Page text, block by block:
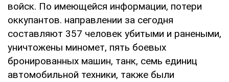
войск. По имеющейся информации, потери
оккупантов. направлении за сегодня
составляют 357 человек убитыми и ранеными,
уничтожены миномет, пять боевых
бронированных машин, танк, семь единиц
автомобильной техники, также были